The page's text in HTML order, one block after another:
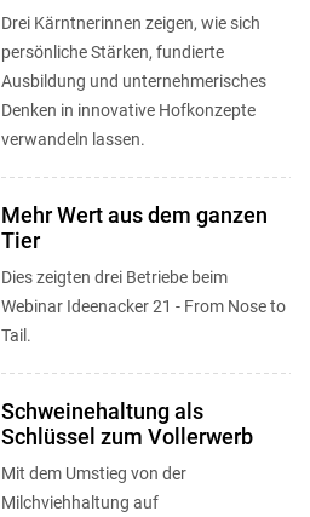
Drei Kärntnerinnen zeigen, wie sich
persönliche Stärken, fundierte
Ausbildung und unternehmerisches
Denken in innovative Hofkonzepte
verwandeln lassen.
Mehr Wert aus dem ganzen
Tier
Dies zeigten drei Betriebe beim
Webinar Ideenacker 21 - From Nose to
Tail.
Schweinehaltung als
Schlüssel zum Vollerwerb
Mit dem Umstieg von der
Milchviehhaltung auf